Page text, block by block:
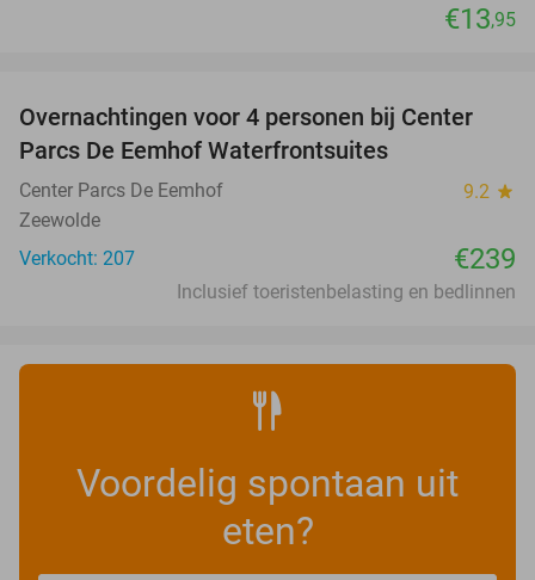
€13,95
Overnachtingen voor 4 personen bij Center
Parcs De Eemhof Waterfrontsuites
Center Parcs De Eemhof 9.2 star
Zeewolde
Verkocht: 207
€239
Inclusief toeristenbelasting en bedlinnen
Voordelig spontaan uit
eten?